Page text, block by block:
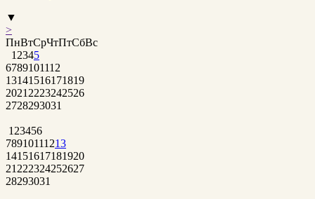
▼
>
ПнВтСрЧтПтСбВс
1 2345
6789101112
13141516171819
2021 2223242526
2728293031
1 23456
78910111213
14151617181920
21 222324252627
28293031